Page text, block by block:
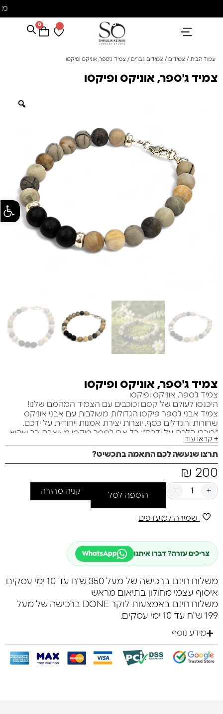
0
עמוד הבית / צמידים / צמידים גברים / צמיד ג'ספר, אוניקס ופיקסו
צמיד ג'ספר, אוניקס ופיקסו
צמיד ג'ספר, אוניקס ופיקסו
צמיד ג'ספר, אוניקס ופיקסו
היכנסו לעולם של קסם וכוכבים עם הצמיד המהמם שלנו!
צמיד אבני ג'ספר פיקסו הגדולות משולבות עם אבני אוניקס
שחורות ורונדלים כסף, יוצרות יצירת אמנות ייחודית על ידכם.
*כוכבי הלכת על ידכם*: כל אבן ג'ספר פיקסו מעוצבת כך שהיא
מזכירה את הצבעים והמרקמים של כוכבי הלכת, מעניקה לכם
תחושת יקום אינסופי.
ניגודיות עוצמתית, מה שמדגיש את יופיין של אבני הג'ספר ומוסיף
*מתנה מושלמת*: בין אם זה לעצמכם או כמתנה לאהובים,
הצמיד הזה הוא הבחירה המושלמת לכל אירוע.
התכוננו להעביר את המראה שלכם לרמה הבאה עם צמיד
ג'ספר, אוניקס ופיקסו – הצטרפו למסע בין כוכבים!
+ קראו עוד
תרצו שנעשה לכם התאמה בתכשיט?
₪ 200
- +
הוספה לסל קניה מהירה
שמירה למועדפים
צריכים עזרה? דברו איתנו WhatsApp
משלוח חינם ברכישה של מעל 350 ש"ח עד 10 ימי עסקים
איסוף עצמי מחולון בתיאום מראש
משלוח חינם באמצעות לוקר DONE ברכישה של מעל
199 ש"ח עד 10 ימי עסקים.
מידע נוסף
פתח